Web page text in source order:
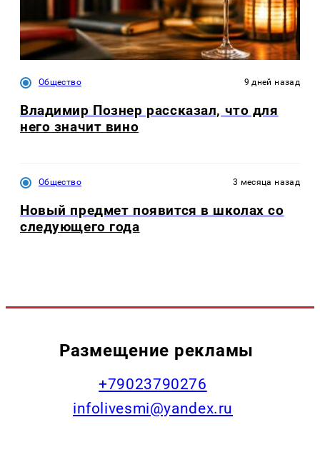
Общество 9 дней назад
Владимир Познер рассказал, что для
него значит вино
Общество 3 месяца назад
Новый предмет появится в школах со
следующего года
Размещение рекламы
+79023790276
infolivesmi@yandex.ru